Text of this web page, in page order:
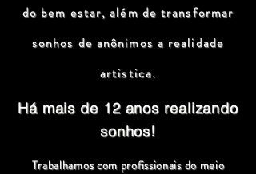
do bem estar, além de transformar
sonhos de anônimos a realidade
artistica.
Há mais de 12 anos realizando
sonhos!
Trabalhamos com profissionais do meio